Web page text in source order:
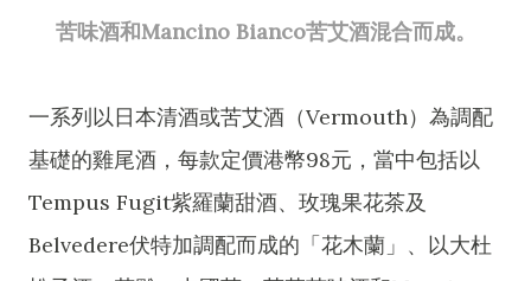
苦味酒和Mancino Bianco苦艾酒混合而成。
一系列以日本清酒或苦艾酒（Vermouth）為調配
基礎的雞尾酒，每款定價港幣98元，當中包括以
Tempus Fugit紫羅蘭甜酒、玫瑰果花茶及
Belvedere伏特加調配而成的「花木蘭」、以大杜